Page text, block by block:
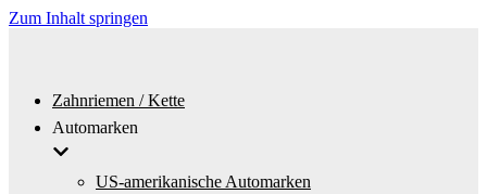
Zum Inhalt springen
Zahnriemen / Kette
Automarken
US-amerikanische Automarken